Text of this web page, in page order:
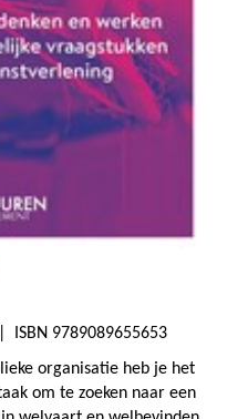
ISBN 9789089655653
organisatie heb je het
om te zoeken naar een